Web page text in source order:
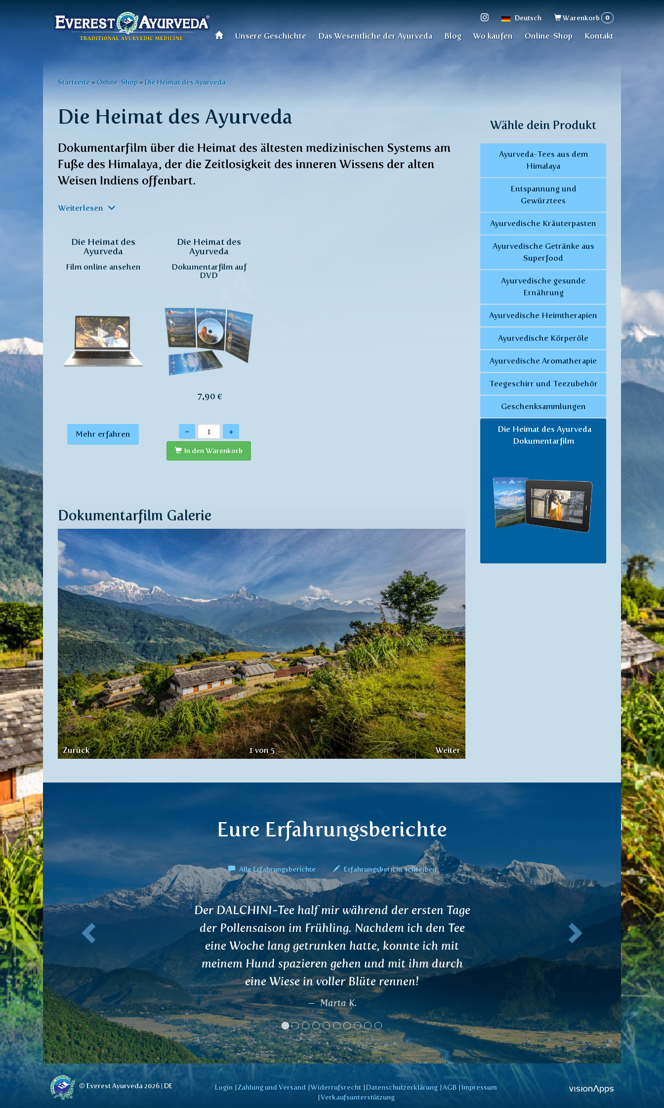
Deutsch Suchformular
Warenkorb 0
Hauptmenü
Unsere Geschichte Das Wesentliche der Ayurveda Blog Wo kaufen Online-Shop Kontakt
Sie
sind
hier
Startseite » Online-Shop » Die Heimat des Ayurveda
Die Heimat des Ayurveda
Dokumentarfilm über die Heimat des ältesten medizinischen Systems am
Fuße des Himalaya, der die Zeitlosigkeit des inneren Wissens der alten
Weisen Indiens offenbart.
Weiterlesen
Die Heimat des
Ayurveda
Film online ansehen
Mehr erfahren
Die Heimat des
Ayurveda
Dokumentarfilm auf
DVD
7,90 €
Anzahl
- +
In den Warenkorb
Dokumentarfilm Galerie
Zurück Weiter
2von5
Wähle dein Produkt
Ayurveda-Tees aus dem
Himalaya
Entspannung und
Gewürztees
Ayurvedische Kräuterpasten
Ayurvedische Getränke aus
Superfood
Ayurvedische gesunde
Ernährung
Ayurvedische Heimtherapien
Ayurvedische Körperöle
Ayurvedische Aromatherapie
Teegeschirr und Teezubehör
Geschenksammlungen
Die Heimat des Ayurveda
Dokumentarfilm
Eure Erfahrungsberichte
Alle Erfahrungsberichte Erfahrungsbericht schreiben
Ich schätze die THERMOSKANNE sehr! Ich musste es
selbst ausprobieren. Es ist absolut großartig, ich
benutze es jeden Tag!
Kateřina
Zurück Weiter
Login Zahlung und Versand Widerrufsrecht Datenschutzerklärung AGB
Impressum
Verkaufsunterstützung
© Everest Ayurveda 2026 | DE